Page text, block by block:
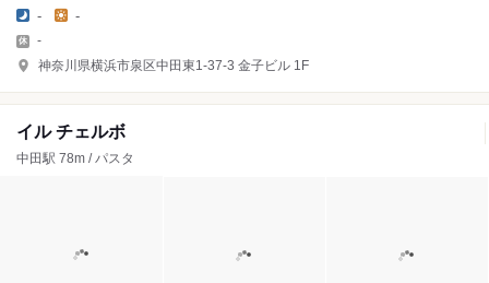
- -
-
神奈川県横浜市泉区中田東1-37-3 金子ビル 1F
イル チェルボ
中田駅 78m / パスタ